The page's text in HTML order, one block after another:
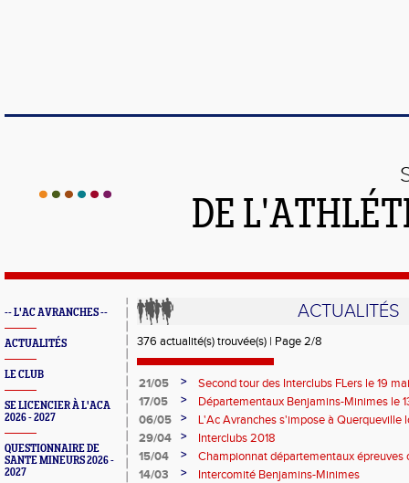
DE
-- L'AC AVRANCHES --
ACTUALITÉS
LE CLUB
SE LICENCIER À L'ACA
2026 - 2027
QUESTIONNAIRE DE
SANTE MINEURS 2026 -
2027
ACTUALITÉS
376 actualité(s) trouvée(s) | Page 2/8
21/05 >
Second tour des Interclubs FLers le 19
17/05
>
Départementaux Benjamins-Minimes le
06/05
>
L'Ac Avranches s'impose à Querqueville
Interclubs le 5 mai 2018 en Régional 1
29/04 >
Interclubs 2018
15/04
>
Championnat départementaux épreuves
14/03
>
Intercomité Benjamins-Minimes